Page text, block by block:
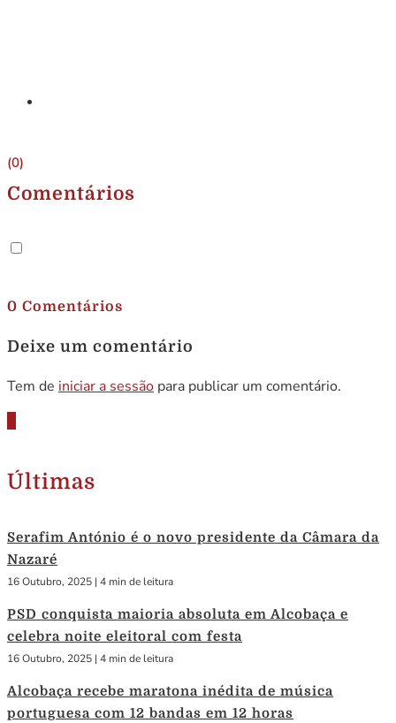
(0)
Comentários
0 Comentários
Deixe um comentário
Tem de iniciar a sessão para publicar um comentário.
Últimas
Serafim António é o novo presidente da Câmara da
Nazaré
16 Outubro, 2025 | 4 min de leitura
PSD conquista maioria absoluta em Alcobaça e
celebra noite eleitoral com festa
16 Outubro, 2025 | 4 min de leitura
Alcobaça recebe maratona inédita de música
portuguesa com 12 bandas em 12 horas